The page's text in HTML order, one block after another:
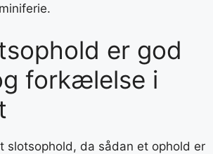
er god
forkælelse i
slotsophold, da sådan et ophold er